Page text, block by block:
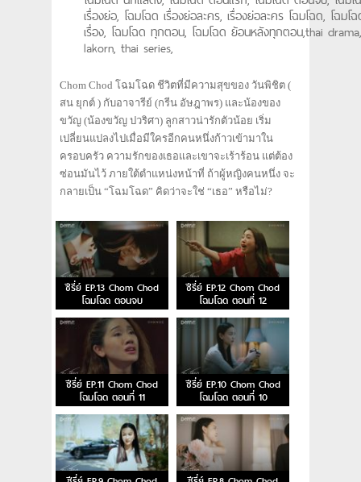
เรื่องย่อ, โฉมโฉด เรื่องย่อละคร, เรื่องย่อละคร โฉมโฉด, โฉมโ
เรื่อง, โฉมโฉด ทุกตอน, โฉมโฉด ย้อนหลังทุกตอน,thai
lakorn, thai series,
Chom Chod โฉมโฉด ชีวิตที่มีความสุขของ วันพิชิต (
สน ยุกต์ ) กับอาจารีย์ (กรีน อัษฎาพร) และน้องของ
ขวัญ (น้องขวัญ ปวริศา) ลูกสาวน่ารักตัวน้อย เริ่ม
เปลี่ยนแปลงไปเมื่อมีใครอีกคนหนึ่งก้าวเข้ามาใน
ครอบครัว ความรักของเธอและเขาจะเร้าร้อน แต่ต้อง
ซ่อนมันไว้ ภายใต้ตำแหน่งหน้าที่ ถ้าผู้หญิงคนหนึ่ง จะ
กลายเป็น “โฉมโฉด” คิดว่าจะใช่ “เธอ” หรือไม่?
ซีรี่ย์ EP.13 Chom Chod
โฉมโฉด ตอนจบ
ซีรี่ย์ EP.12 Chom Chod
โฉมโฉด ตอนที่ 12
ซีรี่ย์ EP.11 Chom Chod
โฉมโฉด ตอนที่ 11
ซีรี่ย์ EP.10 Chom Chod
โฉมโฉด ตอนที่ 10